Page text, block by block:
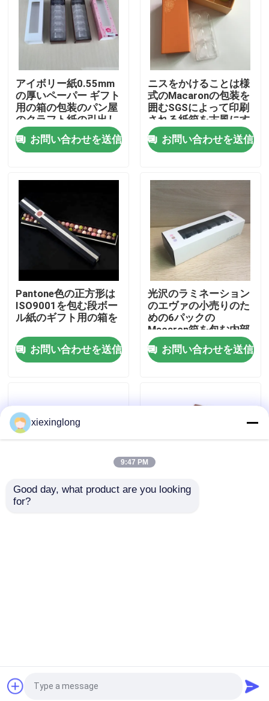
家へ
製品
わたしたち に つい て
工場 ツアー
連絡 ください
ニュース
EPS EPPフーム
Macaronのプラスチック包装
プラスチックの箱の包装
アイボリー紙0.55mm
の厚いペーパー ギフト
用の箱の包装のパン屋
のクラフト紙の引出し
箱
お問い合わせを送信
ニスをかけることは様
式のMacaronの包装を
囲むSGSによって印刷
される紙箱を古風にす
る
お問い合わせを送信
Pantone色の正方形は
ISO9001を包む段ボー
ル紙のギフト用の箱を
お問い合わせを送信
光沢のラミネーション
のエヴァの小売りのた
めの6パックの
Macaron箱を包む内部
のペーパー ギフト用の
箱 お問い合わせを送信
900g灰色のボール紙
Xiamen Xiexinlong Technology Co.,Ltd. All Rights
xiexinglong
9:47 PM
Good day, what product are you looking
for?